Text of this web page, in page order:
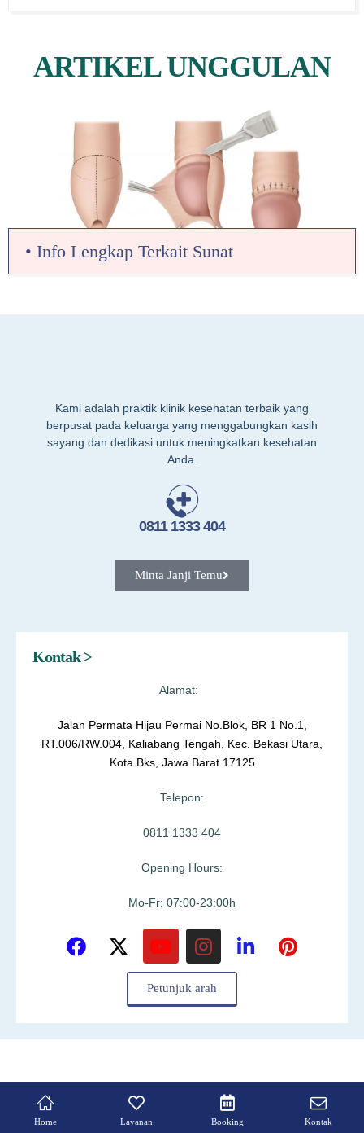
ARTIKEL UNGGULAN
• Info Lengkap Terkait Sunat
Kami adalah praktik klinik kesehatan terbaik yang
berpusat pada keluarga yang menggabungkan kasih
sayang dan dedikasi untuk meningkatkan kesehatan
Anda.
0811 1333 404
Minta Janji Temu
Kontak >
Alamat:
Jalan Permata Hijau Permai No.Blok, BR 1 No.1,
RT.006/RW.004, Kaliabang Tengah, Kec. Bekasi Utara,
Kota Bks, Jawa Barat 17125
Telepon:
0811 1333 404
Opening Hours:
Mo-Fr: 07:00-23:00h
Petunjuk arah
Home Layanan Booking Kontak